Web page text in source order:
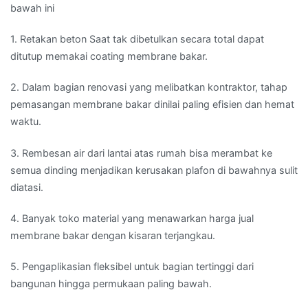
bawah ini
1. Retakan beton Saat tak dibetulkan secara total dapat
ditutup memakai coating membrane bakar.
2. Dalam bagian renovasi yang melibatkan kontraktor, tahap
pemasangan membrane bakar dinilai paling efisien dan hemat
waktu.
3. Rembesan air dari lantai atas rumah bisa merambat ke
semua dinding menjadikan kerusakan plafon di bawahnya sulit
diatasi.
4. Banyak toko material yang menawarkan harga jual
membrane bakar dengan kisaran terjangkau.
5. Pengaplikasian fleksibel untuk bagian tertinggi dari
bangunan hingga permukaan paling bawah.